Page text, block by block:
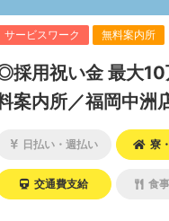
サービスワーク 無料案内所
用祝い金 最大10万円♪ 「ぴ
案内所／福岡中洲
日払い・週払い 寮
交通費支給 食